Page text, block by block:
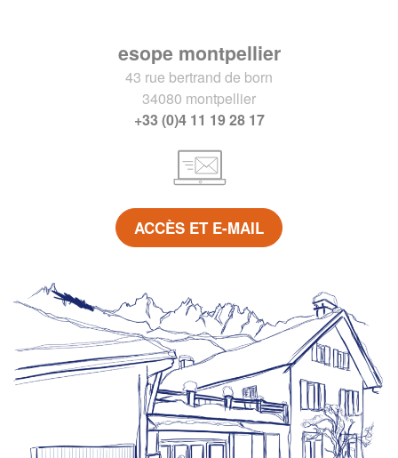
esope montpellier
43 rue bertrand de born
34080 montpellier
+33 (0)4 11 19 28 17
ACCÈS ET E-MAIL